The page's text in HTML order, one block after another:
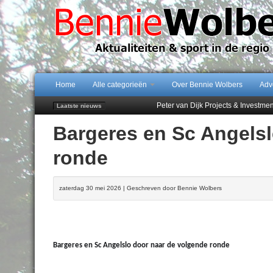
Home Alle categorieën Over Bennie Wolbers
Laatste nieuws
Peter van Dijk Projects &
102 kaarsen voor eeuwling Mieke
Emmen wint op Open Dag
Bargeres en Sc
ronde
zaterdag 30 mei 2026 | Geschreven door Bennie Wolbers
Bargeres en Sc Angelslo door naar de volgende ronde